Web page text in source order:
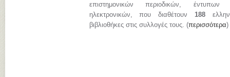
επιστημονικών περιοδικών, έντυπων
ηλεκτρονικών, που διαθέτουν 188
βιβλιοθήκες στις συλλογές τους. (περισσότερα)